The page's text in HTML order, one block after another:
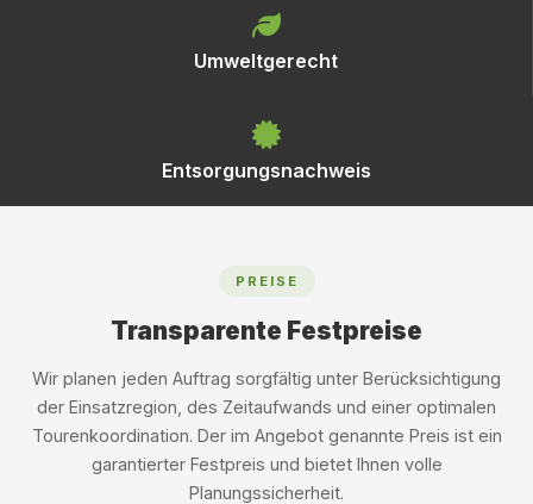
Umweltgerecht
Entsorgungsnachweis
PREISE
Transparente Festpreise
Wir planen jeden Auftrag sorgfältig unter Berücksichtigung
der Einsatzregion, des Zeitaufwands und einer optimalen
Tourenkoordination. Der im Angebot genannte Preis ist ein
garantierter Festpreis und bietet Ihnen volle
Planungssicherheit.